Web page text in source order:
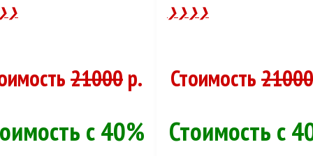
21000р.
с 40%
❯❯❯❯
Стоимость21000
Стоимость с